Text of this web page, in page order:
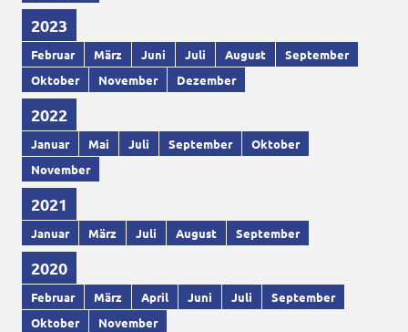
2023
Februar März Juni Juli August
September
Oktober
November Dezember
2022
Januar Mai Juli September
Oktober
November
2021
Januar März Juli August September
2020
Februar März April Juni Juli
September
Oktober
November